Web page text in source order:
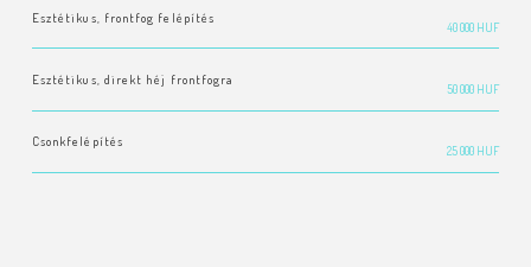
Esztétikus, frontfog felépítés
40 000 HUF
Esztétikus, direkt héj frontfogra
50 000 HUF
Csonkfelépítés
25 000 HUF